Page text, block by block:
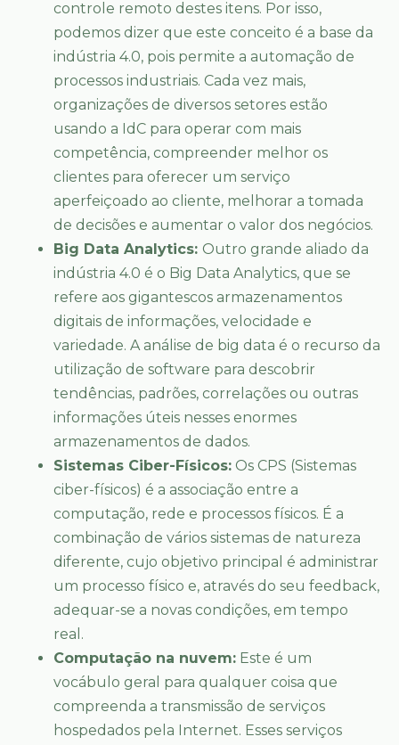
controle remoto destes itens. Por isso,
podemos dizer que este conceito é a base da
indústria 4.0, pois permite a automação de
processos industriais. Cada vez mais,
organizações de diversos setores estão
usando a IdC para operar com mais
competência, compreender melhor os
clientes para oferecer um serviço
aperfeiçoado ao cliente, melhorar a tomada
de decisões e aumentar o valor dos negócios.
Big Data Analytics: Outro grande aliado da
indústria 4.0 é o Big Data Analytics, que se
refere aos gigantescos armazenamentos
digitais de informações, velocidade e
variedade. A análise de big data é o recurso da
utilização de software para descobrir
tendências, padrões, correlações ou outras
informações úteis nesses enormes
armazenamentos de dados.
Sistemas Ciber-Físicos: Os CPS (Sistemas
ciber-físicos) é a associação entre a
computação, rede e processos físicos. É a
combinação de vários sistemas de natureza
diferente, cujo objetivo principal é administrar
um processo físico e, através do seu feedback,
adequar-se a novas condições, em tempo
real.
Computação na nuvem: Este é um
vocábulo geral para qualquer coisa que
compreenda a transmissão de serviços
hospedados pela Internet. Esses serviços